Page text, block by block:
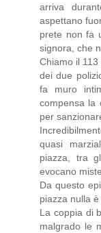
arriva
aspettano
prete non fa
signora, che
Chiamo il
dei due
fa muro
compensa la
per
quasi
piazza, tra
evocano
Da questo
piazza nulla è
La coppia di
malgrado le